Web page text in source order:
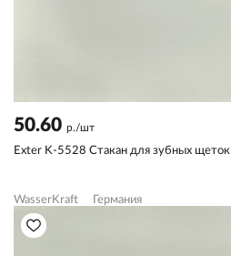
50.60 р./шт
Exter K-5528 Стакан для зубных щеток
WasserKraft Германия